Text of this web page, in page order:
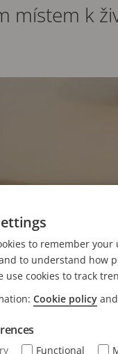
místem k
to remember
to understand how
use cookies to track
Cookie policy and
Functional